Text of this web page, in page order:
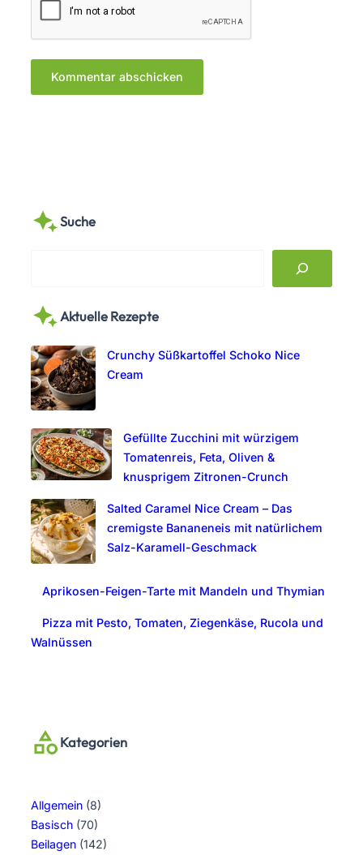
Suche
r
h
Aktuelle Rezepte
Crunchy Süßkartoffel Schoko Nice
Cream
Gefüllte Zucchini mit würzigem
Tomatenreis, Feta, Oliven &
knusprigem Zitronen-Crunch
Salted Caramel Nice Cream – Das
cremigste Bananeneis mit natürlichem
Salz-Karamell-Geschmack
Aprikosen-Feigen-Tarte mit Mandeln und Thymian
Pizza mit Pesto, Tomaten, Ziegenkäse, Rucola und
Walnüssen
Kategorien
Allgemein (8)
Basisch (70)
Beilagen (142)